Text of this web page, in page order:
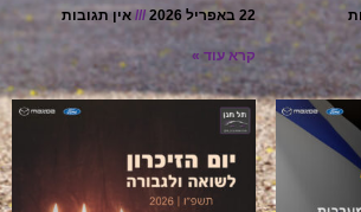
22 באפריל 2026 אין תגובות
קרא עוד »